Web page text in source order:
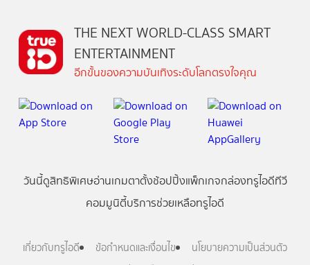
THE NEXT WORLD-CLASS SMART
ENTERTAINMENT
อีกขั้นของความบันเทิงระดับโลกตรงใจคุณ
วันนี้ดูสิทธิพิเศษอ่านเกมตาตั้งช้อปปิ้งแพ็กเกจกล่องทรูไอดีทีวี
คอมมูนิตี้บริการช่วยเหลือทรูไอดี
เกี่ยวกับทรูไอดี ข้อกำหนดและเงื่อนไข
นโยบายความเป็นส่วนตัว